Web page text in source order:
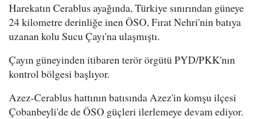
Harekatın Cerablus ayağında, Türkiye sınırından güneye
24 kilometre derinliğe inen ÖSO, Fırat Nehri'nin batıya
uzanan kolu Sucu Çayı'na ulaşmıştı.
Çayın güneyinden itibaren terör örgütü PYD/PKK'nın
kontrol bölgesi başlıyor.
Azez-Cerablus hattının batısında Azez'in komşu ilçesi
Çobanbeyli'de de ÖSO güçleri ilerlemeye devam ediyor.